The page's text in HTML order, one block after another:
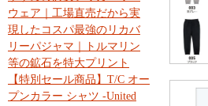
ウェア｜工場直売だから実
現したコスパ最強のリカバ
リーパジャマ｜トルマリン
等の鉱石を特大プリント
【特別セール商品】T/C オー
プンカラー シャツ -United